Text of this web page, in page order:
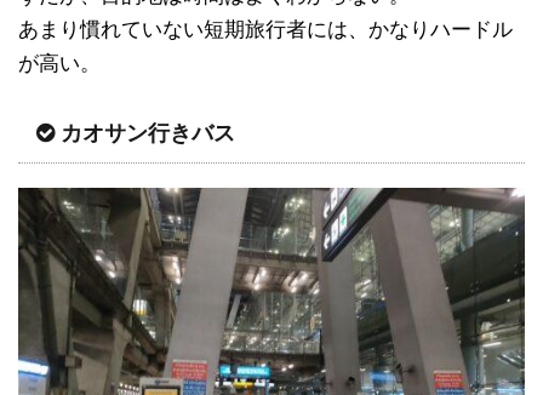
あまり慣れていない短期旅行者には、かなりハードル
が高い。
カオサン行きバス